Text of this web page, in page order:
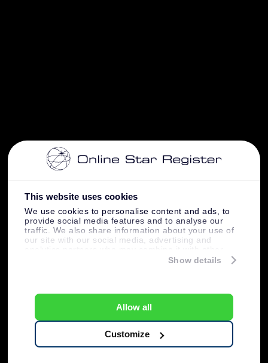
This website uses cookies
We use cookies to personalise content and ads, to
provide social media features and to analyse our
traffic. We also share information about your use of
our site with our social media, advertising and
information that you’ve provided to them or that
Show details
Allow all
Customize